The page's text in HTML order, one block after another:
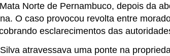
Norte de Pernambuco, depois da
O caso provocou revolta entre
esclarecimentos das
atravessava uma ponte na